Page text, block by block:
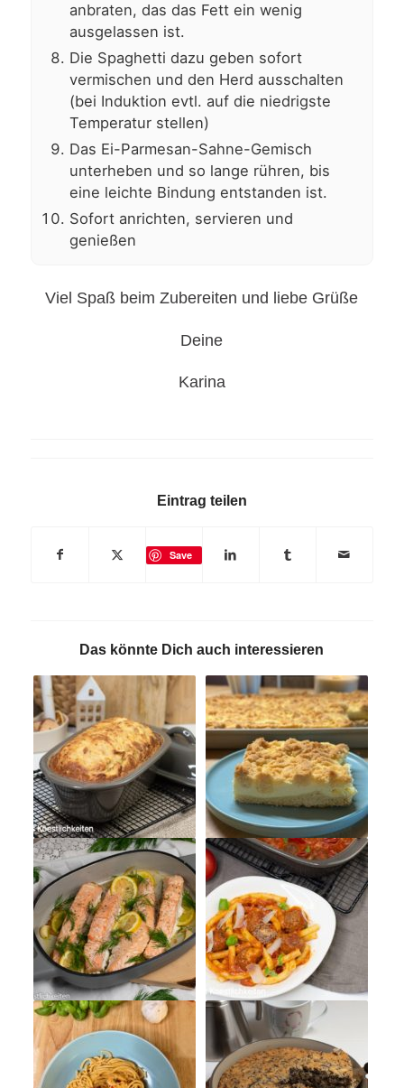
anbraten, das das Fett ein wenig
ausgelassen ist.
Die Spaghetti dazu geben sofort
vermischen und den Herd ausschalten
(bei Induktion evtl. auf die niedrigste
Temperatur stellen)
Das Ei-Parmesan-Sahne-Gemisch
unterheben und so lange rühren, bis
eine leichte Bindung entstanden ist.
Sofort anrichten, servieren und
genießen
Viel Spaß beim Zubereiten und liebe Grüße
Deine
Karina
Eintrag teilen
Save
Das könnte Dich auch interessieren